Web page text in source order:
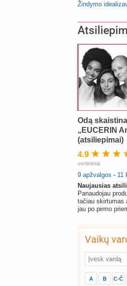
Žindymo
Odą
„EUCERIN
(atsiliepimai)
4.9
vertinimai
9 apžvalgos - 11
Naujausias
Panaudojau
tačiau skirtumas
jau po pirmo
Vaikų
A B C-Č